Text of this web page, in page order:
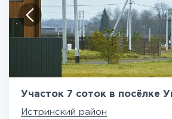
Участок 7 соток в посёлке
Истринский район